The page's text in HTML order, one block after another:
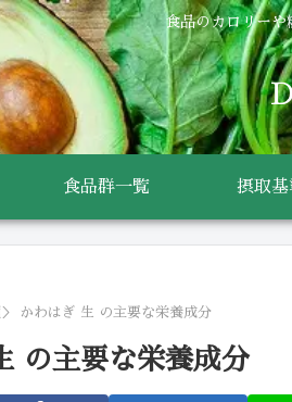
食品のカロリー
食品群一覧 摂取基
＞ かわはぎ 生 の主要な栄養成分
の主要な栄養成分